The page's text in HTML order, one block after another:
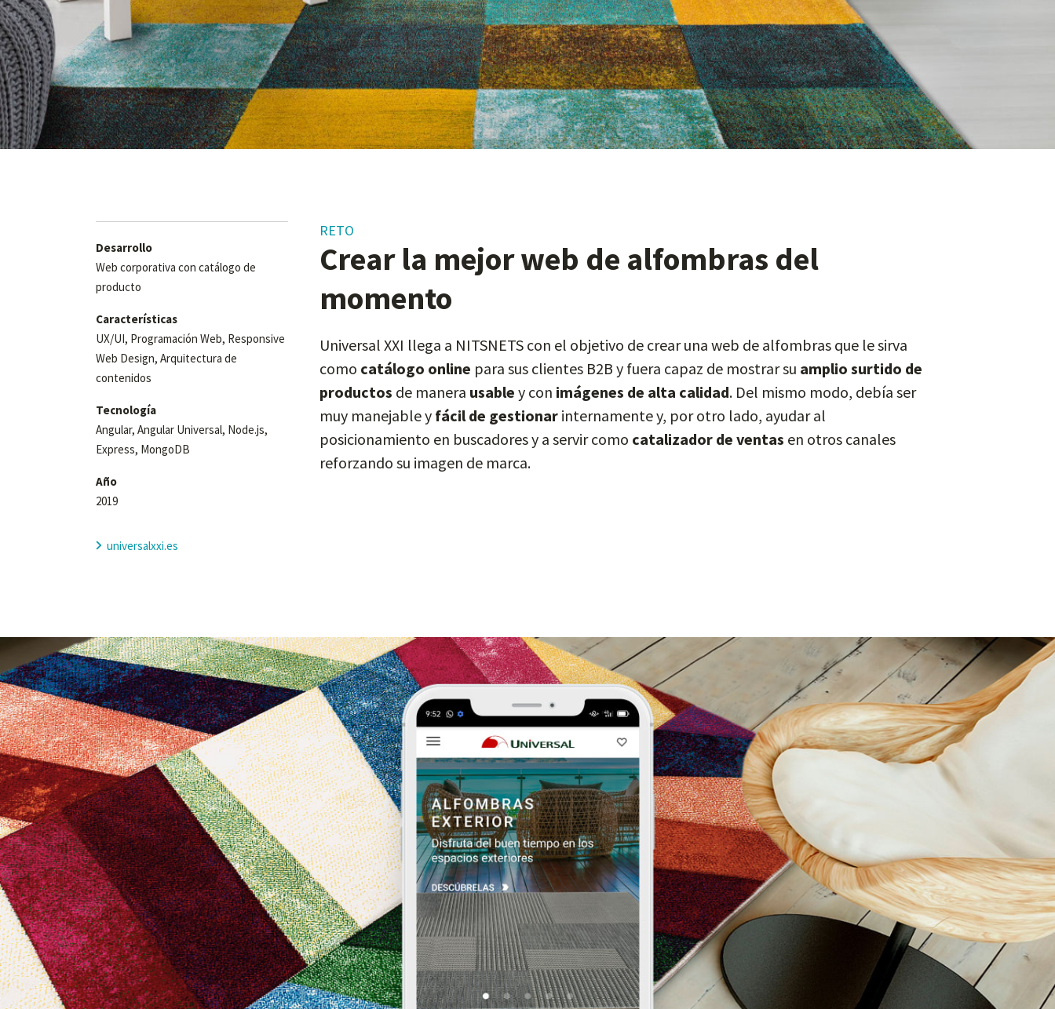
RETO
Crear la mejor web de alfombras del
momento
Universal XXI llega a NITSNETS con el objetivo de crear una web de alfombras que le sirva
como catálogo online para sus clientes B2B y fuera capaz de mostrar su amplio surtido de
productos de manera usable y con imágenes de alta calidad. Del mismo modo, debía ser
muy manejable y fácil de gestionar internamente y, por otro lado, ayudar al
posicionamiento en buscadores y a servir como catalizador de ventas en otros canales
reforzando su imagen de marca.
Desarrollo
Web corporativa con catálogo de
producto
Características
UX/UI, Programación Web, Responsive
Web Design, Arquitectura de
contenidos
Tecnología
Angular, Angular Universal, Node.js,
Express, MongoDB
Año
2019
universalxxi.es